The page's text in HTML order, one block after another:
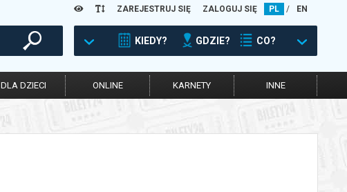
ZAREJESTRUJ SIĘ ZALOGUJ SIĘ PL / EN
KIEDY? GDZIE? CO?
DLA DZIECI ONLINE KARNETY INNE